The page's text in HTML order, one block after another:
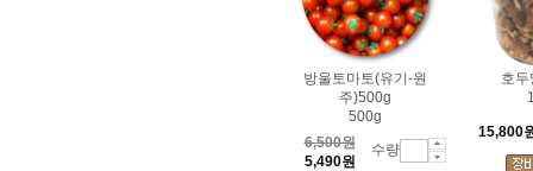
방울토마토(유기-원
주)500g
500g
6,500원
5,490원
수량
호
15,800